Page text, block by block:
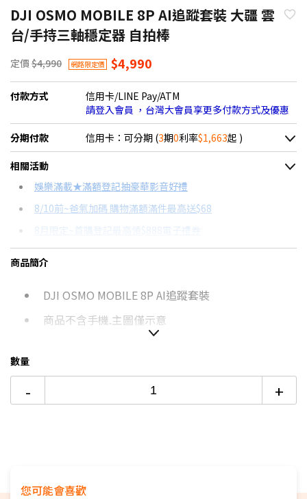
DJI OSMO MOBILE 8P AI追蹤套裝 大疆 雲
台/手持三軸穩定器 自拍棒
定價 $4,990 網路限定價 $4,990
付款方式
信用卡/LINE Pay/ATM
請登入會員 ，台灣大會員享更多付款方式及優惠
分期付款 信用卡：可分期 (3期0利率$1,663起 )
＊實際可分期數、適用利率，請以購物車顯示為主
信用卡分期
分期數
24期
每期金額
$228
配合銀行/業者
相關活動
娛樂滿載★滿額登記抽豪華影音好禮
8/10前~爸氣加碼 購物滿額滿件最高送$68
8月限定~首購登記最高領$888電子禮券
台灣大哥大Open Possible聯名卡滿額最高回饋25%
運動攝影機如何挑選？→點我看達人教你買
三軸穩定器6大挑選重點→點我看達人教你買
商品簡介
DJI OSMO MOBILE 8P AI追蹤套裝
商品不含手機.主圖僅示意
數量
- +
您可能會喜歡